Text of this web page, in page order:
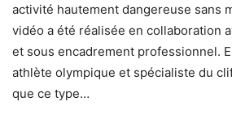
activité hautement dangereuse sans
vidéo a été réalisée en collaboration
et sous encadrement professionnel.
athlète olympique et spécialiste du
que ce type…